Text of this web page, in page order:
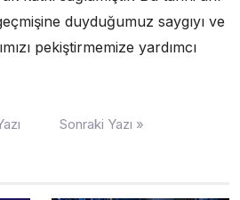
duyduğumuz saygıyı ve
pekiştirmemize yardımcı
Sonraki Yazı »